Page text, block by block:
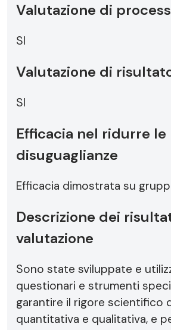
Valutazione di
SI
Valutazione di
SI
Efficacia nel ridurre le
disuguaglianze
Efficacia dimostrata su
Descrizione dei
valutazione
Sono state sviluppate e
questionari e strumenti
garantire il rigore scientifico
quantitativa e qualitativa, e